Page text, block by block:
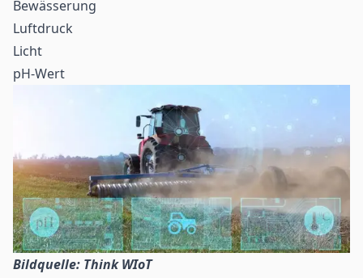
Bewässerung
Luftdruck
Licht
pH-Wert
Bildquelle: Think WIoT